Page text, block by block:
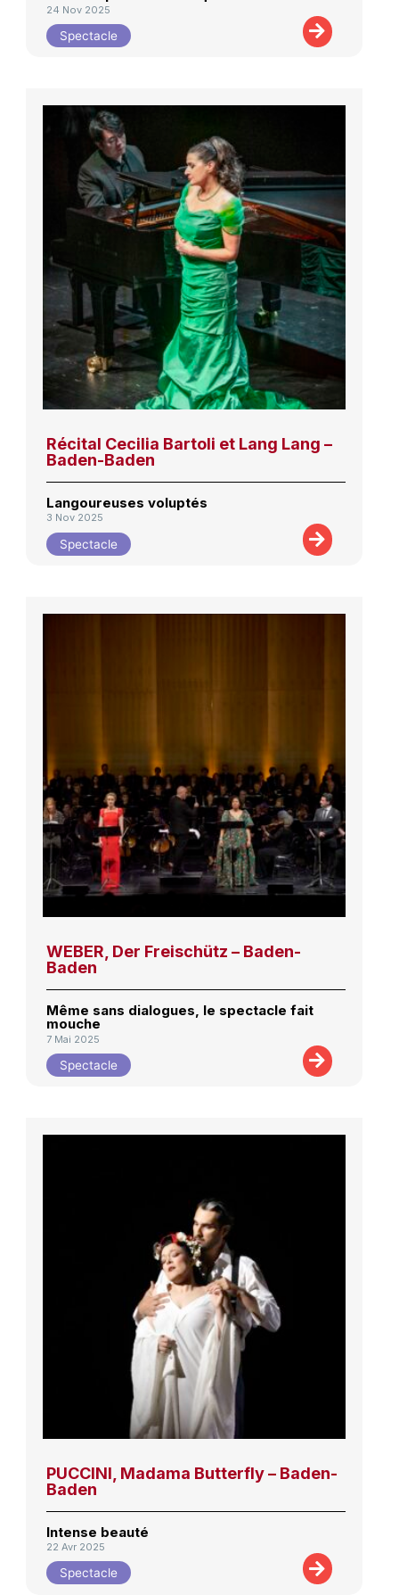
24 Nov 2025
Spectacle
Récital Cecilia Bartoli et Lang Lang –
Baden-Baden
Langoureuses voluptés
3 Nov 2025
Spectacle
WEBER, Der Freischütz – Baden-
Baden
Même sans dialogues, le spectacle fait
mouche
7 Mai 2025
Spectacle
PUCCINI, Madama Butterfly – Baden-
Baden
Intense beauté
22 Avr 2025
Spectacle